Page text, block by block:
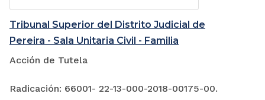
Tribunal Superior del Distrito Judicial de
Pereira - Sala Unitaria Civil - Familia
Acción de Tutela
Radicación: 66001- 22-13-000-2018-00175-00.